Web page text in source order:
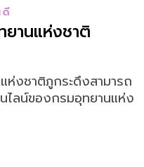
ดี
ยานแห่งชาติ
ห่งชาติภูกระดึงสามารถ
ไลน์ของกรมอุทยานแห่ง